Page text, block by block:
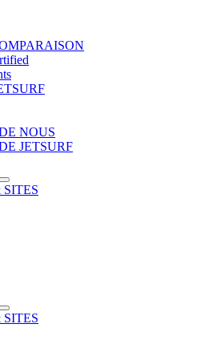
NOUS
JETSURF